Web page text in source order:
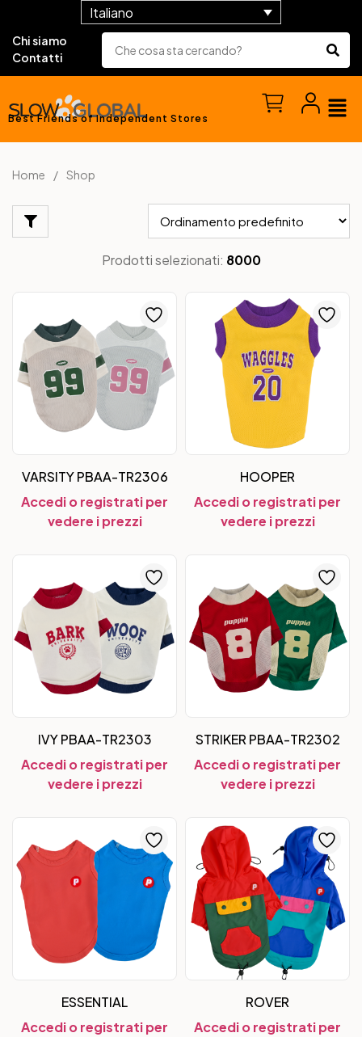
Italiano
Chi siamo
Contatti
Best Friends of Independent Stores
Home Shop
Prodotti selezionati: 8000
VARSITY PBAA-TR2306
Accedi o registrati per
vedere i prezzi
HOOPER
Accedi o registrati per
vedere i prezzi
IVY PBAA-TR2303
Accedi o registrati per
vedere i prezzi
STRIKER PBAA-TR2302
Accedi o registrati per
vedere i prezzi
ESSENTIAL
Accedi o registrati per
ROVER
Accedi o registrati per